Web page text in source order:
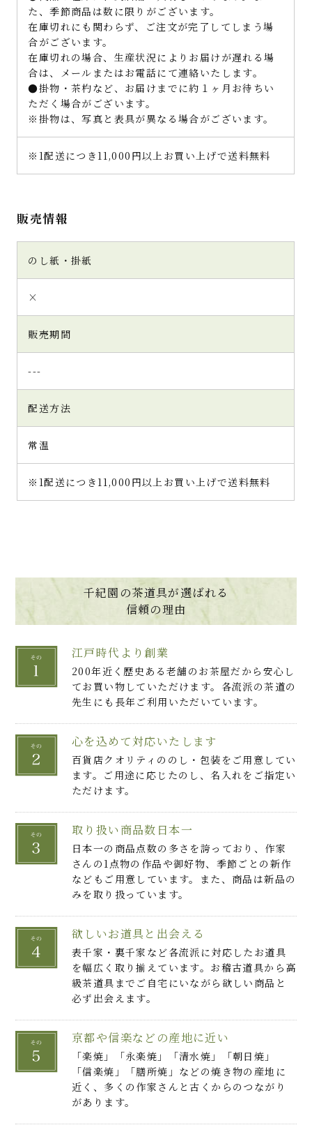
た、季節商品は数に限りがございます。
在庫切れにも関わらず、ご注文が完了してしまう場
合がございます。
在庫切れの場合、生産状況によりお届けが遅れる場
合は、メールまたはお電話にて連絡いたします。
●掛物・茶杓など、お届けまでに約１ヶ月お待ちい
ただく場合がございます。
※掛物は、写真と表具が異なる場合がございます。
※1配送につき11,000円以上お買い上げで送料無料
販売情報
のし紙・掛紙
×
販売期間
---
配送方法
常温
※1配送につき11,000円以上お買い上げで送料無料
千紀園の茶道具が選ばれる
信頼の理由
江戸時代より創業
200年近く歴史ある老舗のお茶屋だから安心し
てお買い物していただけます。各流派の茶道の
先生にも長年ご利用いただいています。
心を込めて対応いたします
百貨店クオリティののし・包装をご用意してい
ます。ご用途に応じたのし、名入れをご指定い
ただけます。
取り扱い商品数日本一
日本一の商品点数の多さを誇っており、作家
さんの1点物の作品や御好物、季節ごとの新作
などもご用意しています。また、商品は新品の
みを取り扱っています。
欲しいお道具と出会える
表千家・裏千家など各流派に対応したお道具
を幅広く取り揃えています。お稽古道具から高
級茶道具までご自宅にいながら欲しい商品と
必ず出会えます。
京都や信楽などの産地に近い
「楽焼」「永楽焼」「清水焼」「朝日焼」
「信楽焼」「膳所焼」などの焼き物の産地に
近く、多くの作家さんと古くからのつながり
があります。